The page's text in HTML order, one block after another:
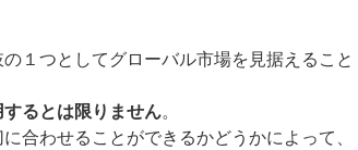
１つとしてグローバル市場を見据えること
るとは限りません。
合わせることができるかどうかによって、